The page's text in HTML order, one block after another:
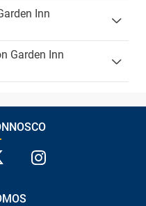
Inn
Garden Inn